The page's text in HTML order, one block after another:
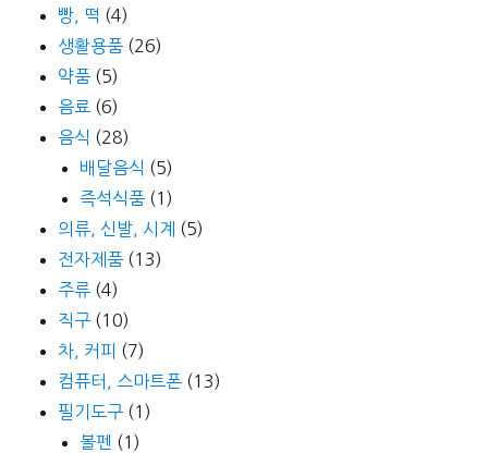
빵, 떡 (4)
생활용품 (26)
약품 (5)
음료 (6)
음식 (28)
배달음식 (5)
즉석식품 (1)
의류, 신발, 시계 (5)
전자제품 (13)
주류 (4)
직구 (10)
차, 커피 (7)
컴퓨터, 스마트폰 (13)
필기도구 (1)
볼펜 (1)